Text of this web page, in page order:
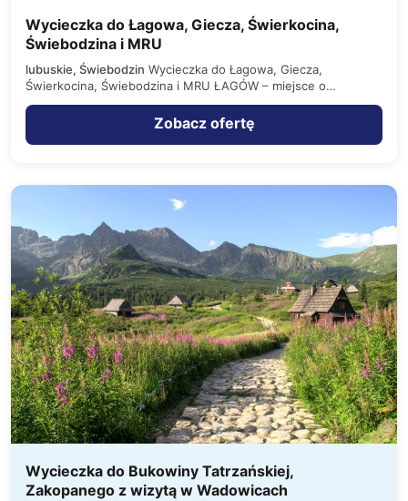
Wycieczka do Łagowa, Giecza, Świerkocina,
Świebodzina i MRU
lubuskie, Świebodzin
Świerkocina, Świebodzina i MRU ŁAGÓW – miejsce o
niezwykłym uroku i klimacie. Ta niewielka…
Zobacz ofertę
Wycieczka do Bukowiny Tatrzańskiej,
Zakopanego z wizytą w Wadowicach